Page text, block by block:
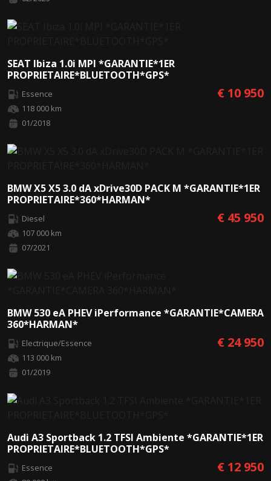
SEAT Ibiza 1.0i MPI *GARANTIE*1ER
PROPRIETAIRE*BLUETOOTH*GPS*
Essence
118 000 km
01/2018
€ 10 950
BMW X5 X5 3.0 dA xDrive30D PACK M *GARANTIE*1ER
PROPRIETAIRE*360*HARMAN*
Diesel
107 000 km
07/2021
€ 45 950
BMW 530 eA PHEV iPerformance *GARANTIE*CAMERA
360*HARMAN*
Electrique/Essence
113 000 km
01/2019
€ 24 950
Audi A3 Sportback 1.2 TFSI Ambiente *GARANTIE*1ER
PROPRIETAIRE*BLUETOOTH*GPS*
Essence
€ 12 950